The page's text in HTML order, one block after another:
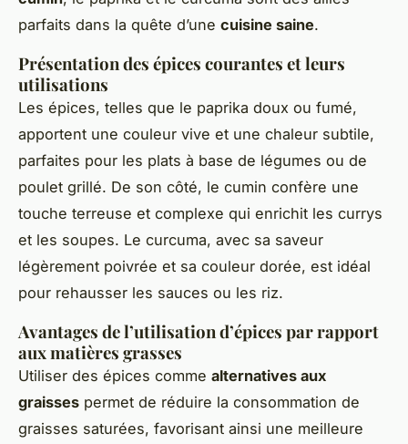
parfaits dans la quête d’une cuisine saine.
Présentation des épices courantes et leurs
utilisations
Les épices, telles que le paprika doux ou fumé,
apportent une couleur vive et une chaleur subtile,
parfaites pour les plats à base de légumes ou de
poulet grillé. De son côté, le cumin confère une
touche terreuse et complexe qui enrichit les currys
et les soupes. Le curcuma, avec sa saveur
légèrement poivrée et sa couleur dorée, est idéal
pour rehausser les sauces ou les riz.
Avantages de l’utilisation d’épices par rapport
aux matières grasses
Utiliser des épices comme alternatives aux
graisses permet de réduire la consommation de
graisses saturées, favorisant ainsi une meilleure